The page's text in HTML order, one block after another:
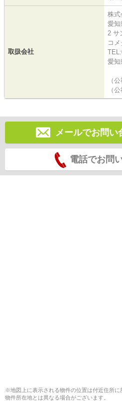
取扱会社
株式
愛知
2 サ
コ
愛知
（
（
メールでお問い
電話でお問
※地図上に表示される物件の位置は付近住所
物件所在地とは異なる場合がございます。